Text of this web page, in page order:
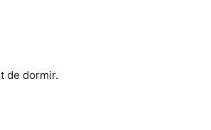
de dormir.